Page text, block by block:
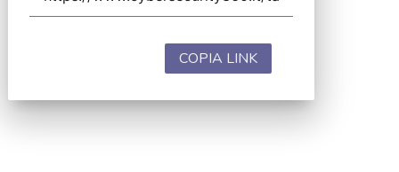
COPIA LINK